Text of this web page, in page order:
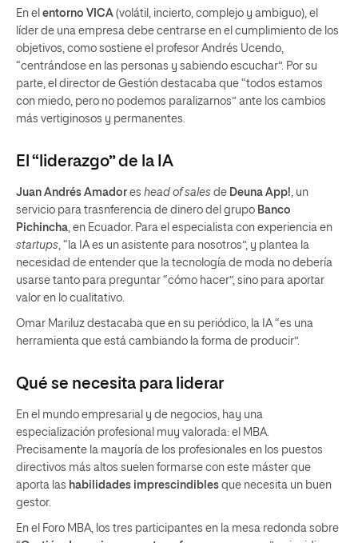
En el entorno VICA (volátil, incierto, complejo y ambiguo), el
líder de una empresa debe centrarse en el cumplimiento de los
objetivos, como sostiene el profesor Andrés Ucendo,
“centrándose en las personas y sabiendo escuchar”. Por su
parte, el director de Gestión destacaba que “todos estamos
con miedo, pero no podemos paralizarnos” ante los cambios
más vertiginosos y permanentes.
El “liderazgo” de la IA
Juan Andrés Amador es head of sales de Deuna App!, un
servicio para trasnferencia de dinero del grupo Banco
Pichincha, en Ecuador. Para el especialista con experiencia en
startups, “la IA es un asistente para nosotros”, y plantea la
necesidad de entender que la tecnología de moda no debería
usarse tanto para preguntar “cómo hacer”, sino para aportar
valor en lo cualitativo.
Omar Mariluz destacaba que en su periódico, la IA “es una
herramienta que está cambiando la forma de producir”.
Qué se necesita para liderar
En el mundo empresarial y de negocios, hay una
especialización profesional muy valorada: el MBA.
Precisamente la mayoría de los profesionales en los puestos
directivos más altos suelen formarse con este máster que
aporta las habilidades imprescindibles que necesita un buen
gestor.
En el Foro MBA, los tres participantes en la mesa redonda sobre